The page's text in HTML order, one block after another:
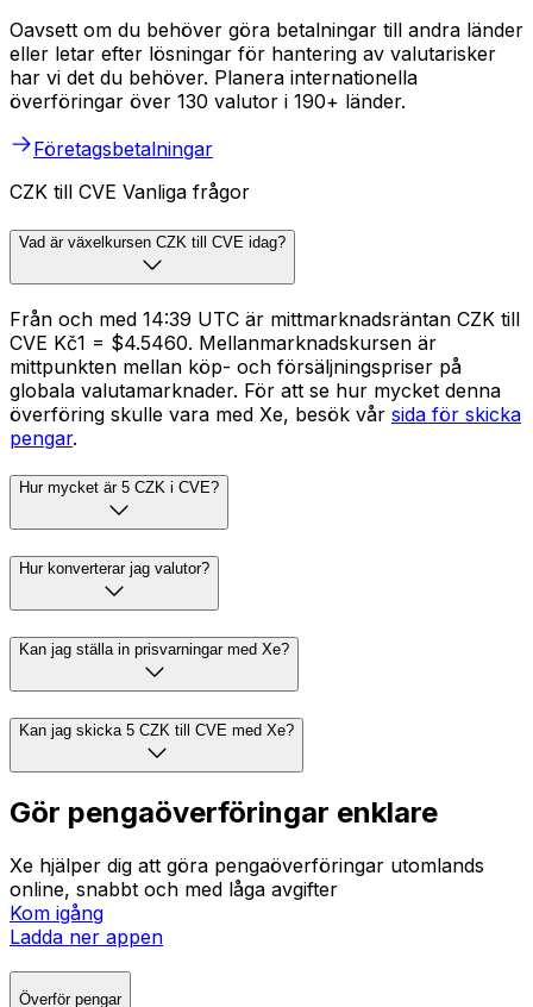
Oavsett om du behöver göra betalningar till andra länder
eller letar efter lösningar för hantering av valutarisker
har vi det du behöver. Planera internationella
överföringar över 130 valutor i 190+ länder.
Företagsbetalningar
CZK till CVE Vanliga frågor
Vad är växelkursen CZK till CVE idag?
Från och med 14:39 UTC är mittmarknadsräntan CZK till
CVE Kč1 = $4.5460. Mellanmarknadskursen är
mittpunkten mellan köp- och försäljningspriser på
globala valutamarknader. För att se hur mycket denna
överföring skulle vara med Xe, besök vår sida för skicka
pengar.
Hur mycket är 5 CZK i CVE?
Hur konverterar jag valutor?
Kan jag ställa in prisvarningar med Xe?
Kan jag skicka 5 CZK till CVE med Xe?
Gör pengaöverföringar enklare
Xe hjälper dig att göra pengaöverföringar utomlands
online, snabbt och med låga avgifter
Kom igång
Ladda ner appen
Överför pengar